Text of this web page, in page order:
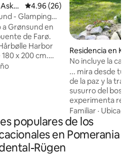
Calificación promedio: 4.96 de
4.96 (26)
- Glamping
Grønsund en
de Farø.
Harbor
x 200 cm.
Tiene la vista
40
fumar
Los detergentes
no tienen
Residencia en
No incluye la
medio
vistas al agua
... mira desde tu
de la paz y la
susurro del
experimenta
directamente en
naturaleza. Una hermosa, moderna y
rústica casa de
energía con
Familiar ·
populares de los
en Pomerania
Rügen